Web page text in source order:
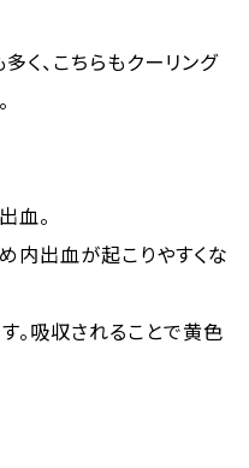
く、こちらもクーリング
血。
内出血が起こりやすくな
。吸収されることで黄色